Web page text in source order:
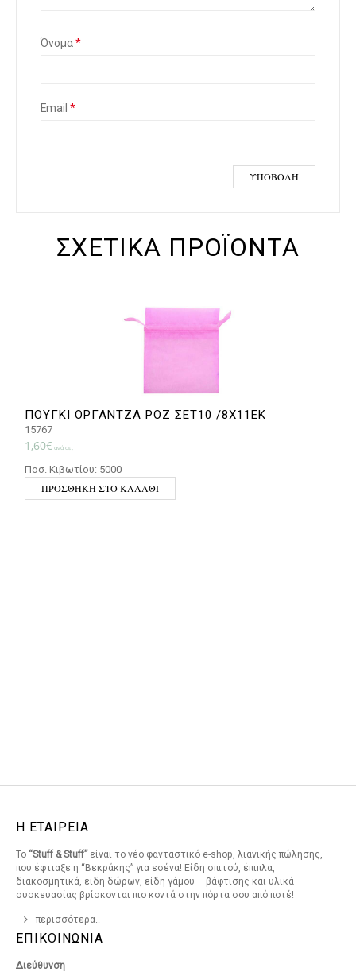
Όνομα*
Email *
ΣΧΕΤΙΚΆ ΠΡΟΪΌΝΤΑ
ΠΟΥΓΚΙ ΟΡΓΑΝΤΖΑ ΡΟΖ ΣΕΤ10 /8Χ11ΕΚ
15767
1,60€ ανά σετ
Ποσ. Κιβωτίου: 5000
ΠΡΟΣΘΉΚΗ ΣΤΟ ΚΑΛΆΘΙ
Η ΕΤΑΙΡΕΙΑ
Το “Stuff & Stuff”είναι το νέο φανταστικό e-shop, λιανικής πώλησης,
που έφτιαξε η “Βεκράκης” για εσένα! Είδη σπιτού, έπιπλα,
διακοσμητικά, είδη δώρων, είδη γάμου – βάφτισης και υλικά
συσκευασίας βρίσκονται πιο κοντά στην πόρτα σου από ποτέ!
περισσότερα..
ΕΠΙΚΟΙΝΩΝΙΑ
Διεύθυνση